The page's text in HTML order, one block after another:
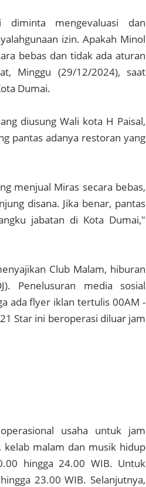
diminta mengevaluasi dan
izin. Apakah Minol
bebas dan tidak ada aturan
Minggu (29/12/2024), saat
Dumai.
diusung Wali kota H Paisal,
pantas adanya restoran yang
menjual Miras secara bebas,
disana. Jika benar, pantas
jabatan di Kota Dumai,"
Club Malam, hiburan
Penelusuran media sosial
ada flyer iklan tertulis 00AM -
Star ini beroperasi diluar jam
usaha untuk jam
malam dan musik hidup
hingga 24.00 WIB. Untuk
23.00 WIB. Selanjutnya,